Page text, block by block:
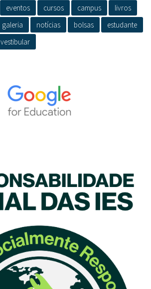
eventos cursos campus
livros
galeria notícias bolsas
estudante
vestibular